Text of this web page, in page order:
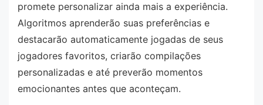
promete personalizar ainda mais a experiência.
Algoritmos aprenderão suas preferências e
destacarão automaticamente jogadas de seus
jogadores favoritos, criarão compilações
personalizadas e até preverão momentos
emocionantes antes que aconteçam.